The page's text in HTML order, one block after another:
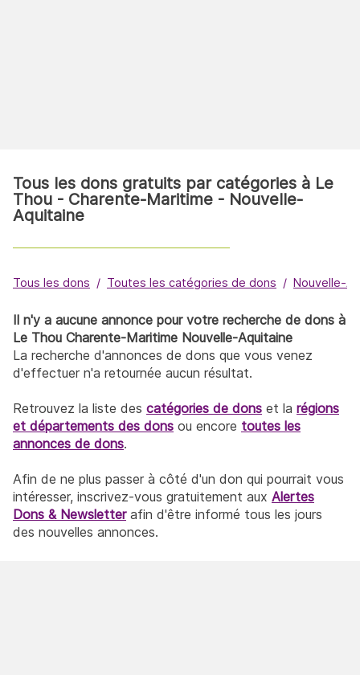
Tous les dons gratuits par catégories à Le
Thou - Charente-Maritime - Nouvelle-
Aquitaine
Tous les dons Toutes les catégories de dons Nouvelle-
Il n'y a aucune annonce pour votre recherche de dons à
Le Thou Charente-Maritime Nouvelle-Aquitaine
La recherche d'annonces de dons que vous venez
d'effectuer n'a retournée aucun résultat.
Retrouvez la liste des catégories de dons et la régions
et départements des dons ou encore toutes les
annonces de dons.
Afin de ne plus passer à côté d'un don qui pourrait vous
intéresser, inscrivez-vous gratuitement aux Alertes
Dons & Newsletterafin d'être informé tous les jours
des nouvelles annonces.